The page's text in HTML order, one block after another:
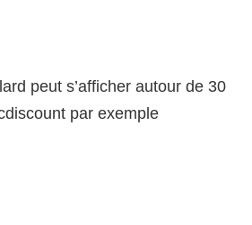
peut s’afficher autour de 30
par exemple